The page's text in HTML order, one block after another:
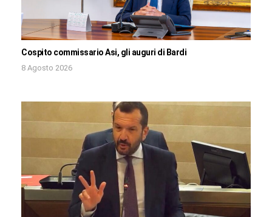
Cospito commissario Asi, gli auguri di Bardi
8 Agosto 2026